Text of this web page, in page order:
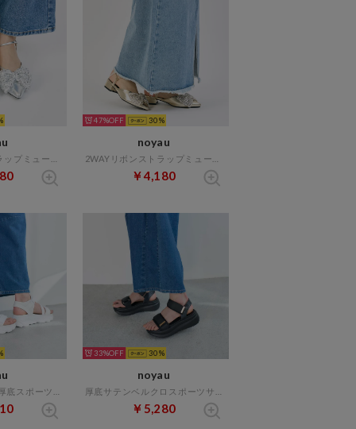
47% 30
noyau
￥4,180
33% 30
noyau
￥5,280